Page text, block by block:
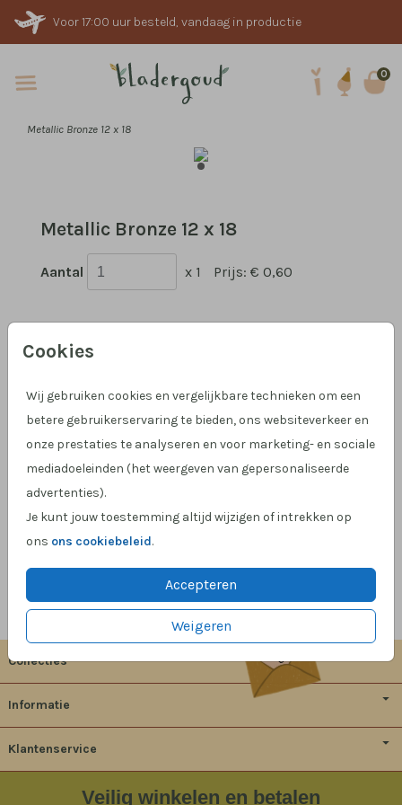
Voor 17:00 uur besteld, vandaag in productie
0
Cookies
Wij gebruiken cookies en vergelijkbare technieken om een
betere gebruikerservaring te bieden, ons websiteverkeer en
onze prestaties te analyseren en voor marketing- en sociale
mediadoeleinden (het weergeven van gepersonaliseerde
advertenties).
Je kunt jouw toestemming altijd wijzigen of intrekken op
ons ons cookiebeleid.
Accepteren
Weigeren
Metallic Bronze 12 x 18
Metallic Bronze 12 x 18
Aantal x 1 Prijs: € 0,60
Klantcijfer 4,9 op Google!
Prijs:€ 0,60
vanaf 1 euro
Collecties
Informatie
Klantenservice
Veilig winkelen en betalen